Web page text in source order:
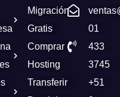
Migración
Gratis
Comprar
Hosting
Transferir
01
433
3745
+51